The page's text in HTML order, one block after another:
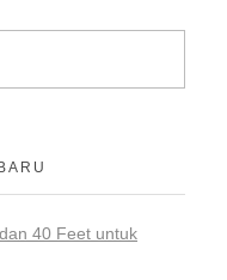
40 Feet untuk